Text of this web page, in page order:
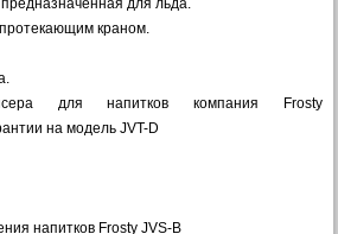
краном.
для напитков компания Frosty
на модель JVT-D